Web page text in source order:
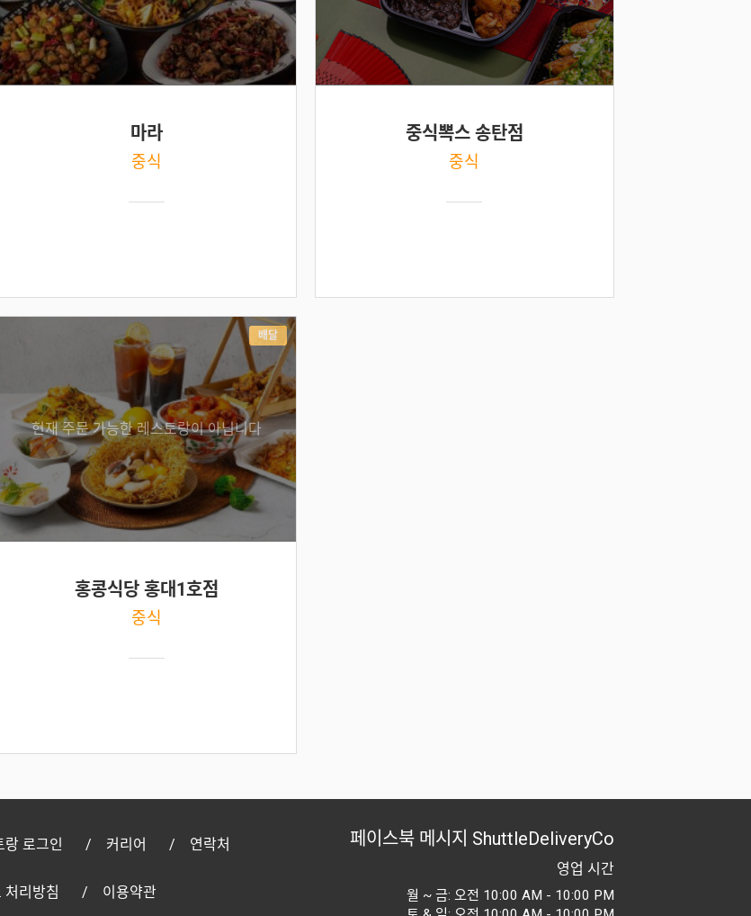
마라
중식
중식뽁스 송탄점
중식
배달
현재 주문 가능한 레스토랑이 아닙니다
홍콩식당 홍대1호점
중식
랑 로그인 커리어 연락처
처리방침 이용약관
페이스북 메시지 ShuttleDeliveryCo
영업 시간
월 ~ 금: 오전 10:00 AM - 10:00 PM